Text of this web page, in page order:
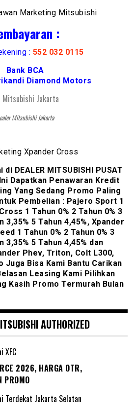
:
: 552 032 0115
Bank BCA
Diamond Motors
Mitsubishi Jakarta
DEALER MITSUBISHI PUSAT
Dapatkan Penawaran Kredit
Yang Sedang Promo Paling
Pembelian : Pajero Sport 1
1 Tahun 0% 2 Tahun 0% 3
3,35% 5 Tahun 4,45%, Xpander
1 Tahun 0% 2 Tahun 0% 3
3,35% 5 Tahun 4,45% dan
Phev, Triton, Colt L300,
Juga Bisa Kami Bantu Carikan
Leasing Kami Pilihkan
Kasih Promo Termurah Bulan
AUTHORIZED
2026, HARGA OTR,
PROMO